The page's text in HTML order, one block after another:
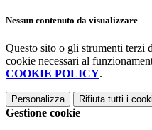
Nessun contenuto da visualizzare
Questo sito o gli strumenti terzi
cookie necessari al
COOKIE POLICY.
Personalizza Rifiuta tutti i
Gestione cookie